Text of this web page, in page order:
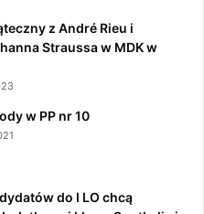
z André Rieu i
Straussa w MDK w
w PP nr 10
do I LO chcą